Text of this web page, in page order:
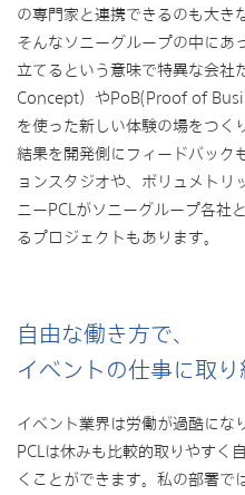
の専門家と連携できるのも大き
そんなソニーグループの中にあ
立てるという意味で特異な会
Concept）やPoB(Proof of
を使った新しい体験の場をつく
結果を開発側にフィードバック
ョンスタジオや、ボリュメトリ
ニーPCLがソニーグループ各社
るプロジェクトもあります。
自由な働き方で、
イベントの仕事に取り
イベント業界は労働が過酷にな
PCLは休みも比較的取りやすく
くことができます。私の部署で